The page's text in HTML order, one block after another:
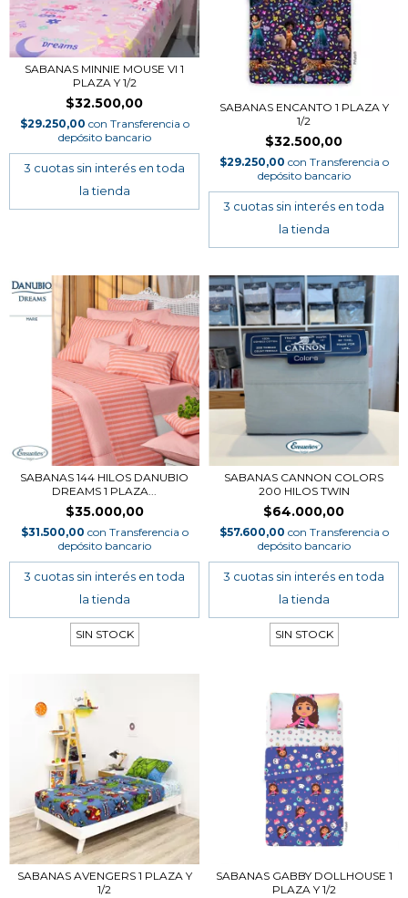
SABANAS MINNIE MOUSE VI 1
PLAZA Y 1/2
$32.500,00
$29.250,00 con Transferencia o
depósito bancario
SABANAS ENCANTO 1 PLAZA Y
1/2
$32.500,00
$29.250,00 con Transferencia o
depósito bancario
SABANAS 144 HILOS DANUBIO
DREAMS 1 PLAZA...
$35.000,00
$31.500,00 con Transferencia o
depósito bancario
SIN STOCK
SABANAS CANNON COLORS
200 HILOS TWIN
$64.000,00
$57.600,00 con Transferencia o
depósito bancario
SIN STOCK
SABANAS AVENGERS 1 PLAZA Y
1/2
SABANAS GABBY DOLLHOUSE 1
PLAZA Y 1/2